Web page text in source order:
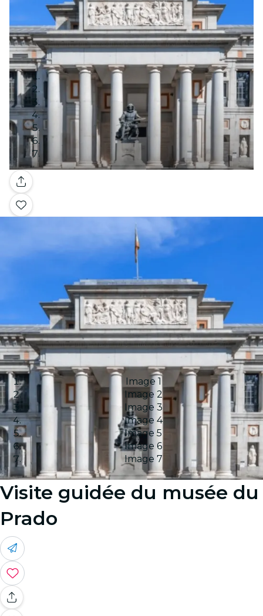
Galerie
Image 1
Image 2
Image 3
Image 4
Image 5
Image 6
Image 7
Visite guidée du musée du
Prado